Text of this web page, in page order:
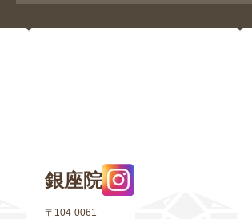
銀座院
〒104-0061